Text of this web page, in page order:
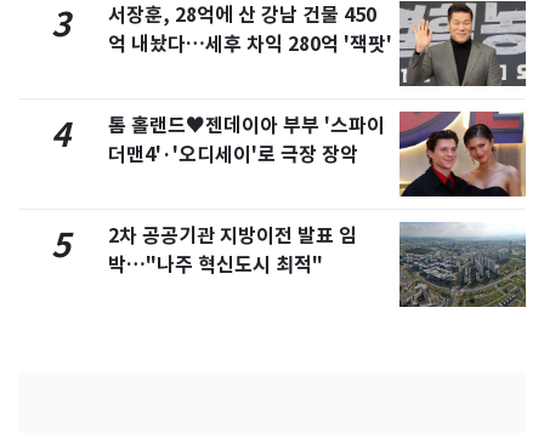
3
서장훈, 28억에 산 강남 건물 450
억 내놨다…세후 차익 280억 '잭팟'
4
톰 홀랜드♥젠데이아 부부 '스파이
더맨4'·'오디세이'로 극장 장악
5
2차 공공기관 지방이전 발표 임
박…"나주 혁신도시 최적"